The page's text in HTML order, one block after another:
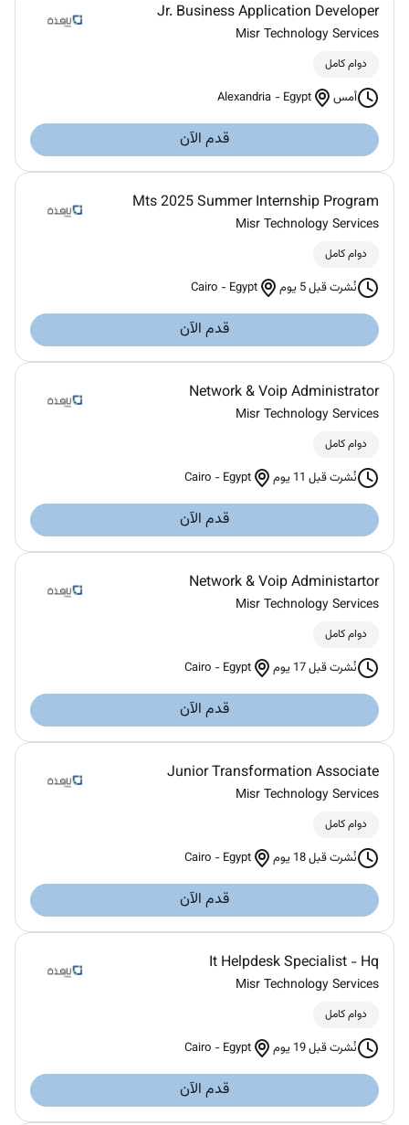
Jr. Business Application Developer
Misr Technology Services
دوام كامل
أمس Alexandria - Egypt
قدم الآن
Mts 2025 Summer Internship Program
Misr Technology Services
دوام كامل
نُشرت قبل 5 يوم Cairo - Egypt
قدم الآن
Network & Voip Administrator
Misr Technology Services
دوام كامل
نُشرت قبل 11 يوم Cairo - Egypt
قدم الآن
Network & Voip Administartor
Misr Technology Services
دوام كامل
نُشرت قبل 17 يوم Cairo - Egypt
قدم الآن
Junior Transformation Associate
Misr Technology Services
دوام كامل
نُشرت قبل 18 يوم Cairo - Egypt
قدم الآن
It Helpdesk Specialist - Hq
Misr Technology Services
دوام كامل
نُشرت قبل 19 يوم Cairo - Egypt
قدم الآن